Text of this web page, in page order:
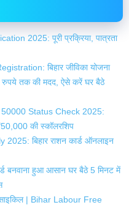
2025: पूरी प्रक्रिया, पात्रता
बिहार जीविका योजना
तक की मदद, ऐसे करें घर बैठे
Status Check 2025:
की स्कॉलरशिप
बिहार राशन कार्ड ऑनलाइन
बनवाना हुआ आसान घर बैठे 5 मिनट में
साइकिल | Bihar Labour Free